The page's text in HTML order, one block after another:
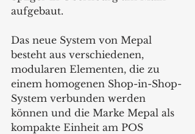
aufgebaut.
Das neue System von Mepal
besteht aus verschiedenen,
modularen Elementen, die zu
einem homogenen Shop-in-Shop-
System verbunden werden
können und die Marke Mepal als
kompakte Einheit am POS